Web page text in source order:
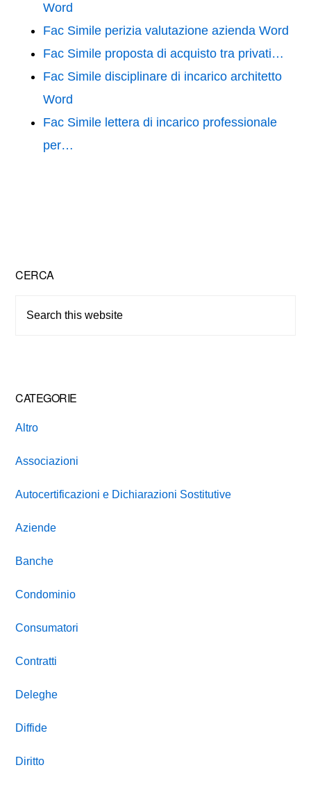
Word
Fac Simile perizia valutazione azienda Word
Fac Simile proposta di acquisto tra privati…
Fac Simile disciplinare di incarico architetto
Word
Fac Simile lettera di incarico professionale
per…
Primary
Sidebar
CERCA
CATEGORIE
Altro
Associazioni
Autocertificazioni e Dichiarazioni Sostitutive
Aziende
Banche
Condominio
Consumatori
Contratti
Deleghe
Diffide
Diritto